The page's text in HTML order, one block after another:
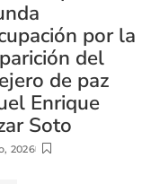
por la
del
de paz
Enrique
Soto
2026